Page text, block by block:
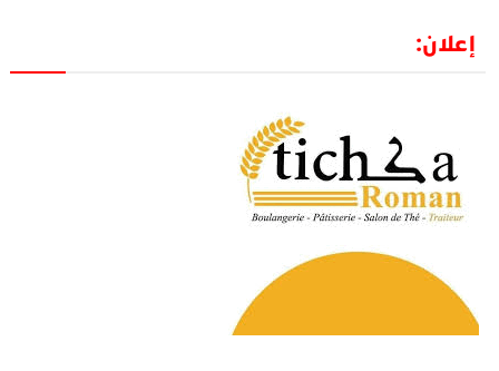
إعلان: